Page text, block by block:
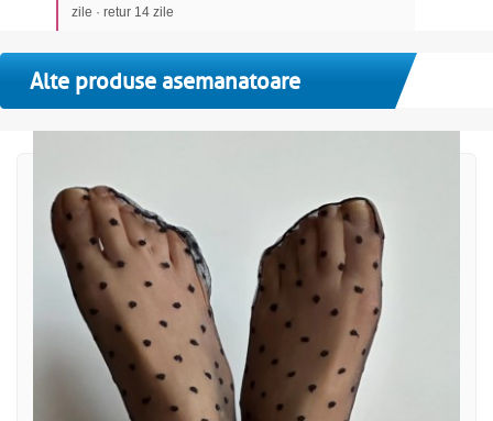
zile · retur 14 zile
Alte produse asemanatoare